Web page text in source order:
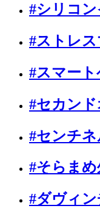
#シリコ
#ストレ
#スマー
#セカン
#センチ
#そらまめ
#ダヴィン